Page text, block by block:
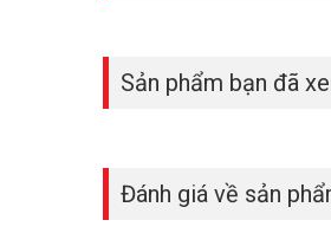
thiết bị kết nối và tập trung tín
Sản phẩm bạn đã
Đánh giá về sản